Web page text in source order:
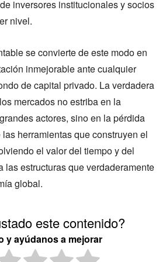
inversores institucionales y socios
nivel.
se convierte de este modo en
inmejorable ante cualquier
de capital privado. La verdadera
mercados no estriba en la
actores, sino en la pérdida
herramientas que construyen el
el valor del tiempo y del
las estructuras que verdaderamente
global.
este contenido?
y ayúdanos a mejorar